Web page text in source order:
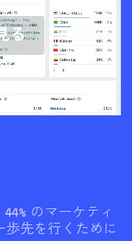
る
のマーケティ
歩先を行くために